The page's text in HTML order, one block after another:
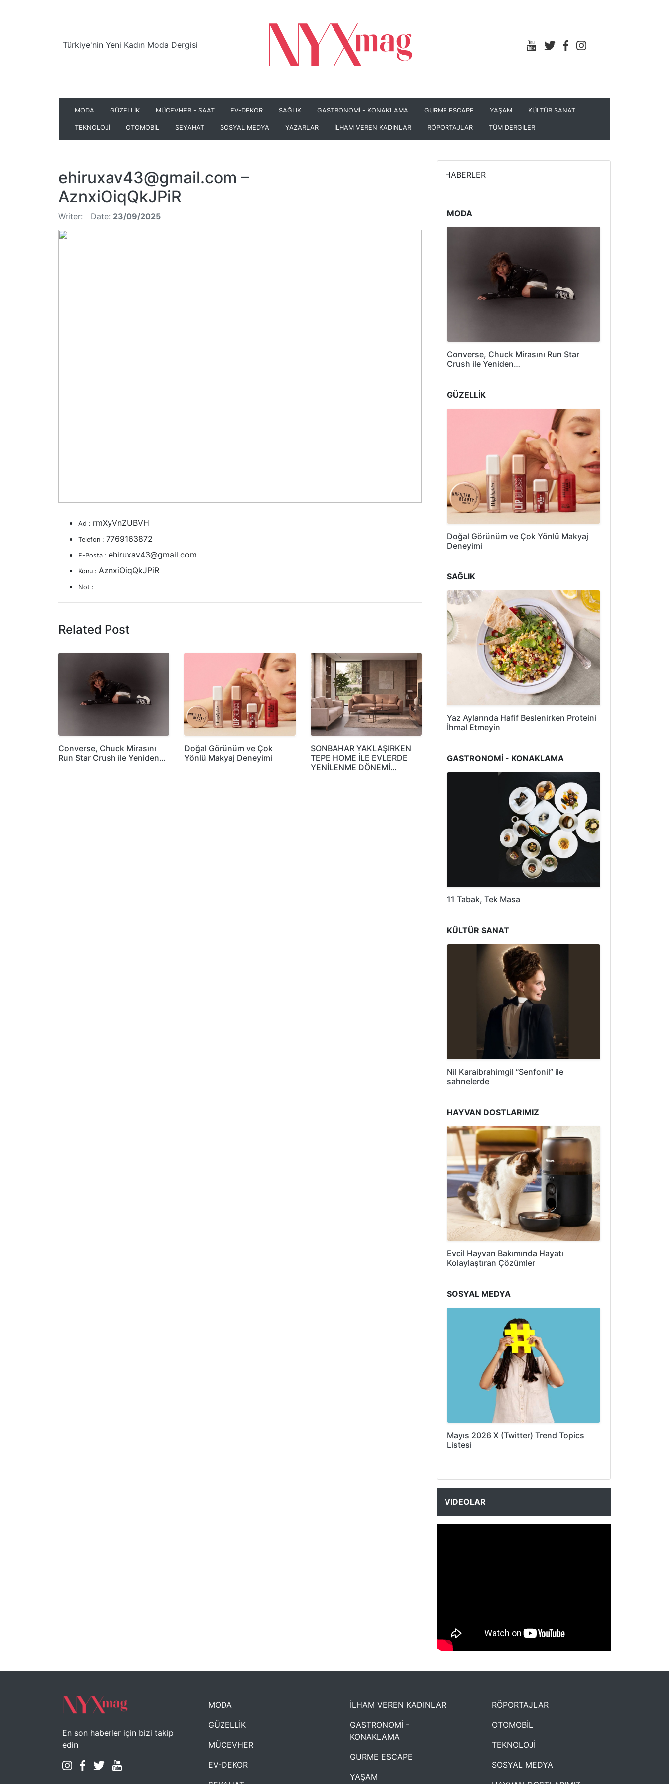
Türkiye'nin Yeni Kadın Moda Dergisi
MODA GÜZELLİK MÜCEVHER - SAAT EV-DEKOR SAĞLIK GASTRONOMİ - KONAKLAMA GURME ESCAPE YAŞAM KÜLTÜR SANAT
TEKNOLOJİ OTOMOBİL SEYAHAT SOSYAL MEDYA YAZARLAR İLHAM VEREN KADINLAR RÖPORTAJLAR TÜM DERGİLER
ehiruxav43@gmail.com –
AznxiOiqQkJPiR
Writer: Date: 23/09/2025
Ad : rmXyVnZUBVH
Telefon : 7769163872
E-Posta : ehiruxav43@gmail.com
Konu : AznxiOiqQkJPiR
Not :
Related Post
Converse, Chuck Mirasını
Run Star Crush ile Yeniden…
Doğal Görünüm ve Çok
Yönlü Makyaj Deneyimi
SONBAHAR YAKLAŞIRKEN
TEPE HOME İLE EVLERDE
YENİLENME DÖNEMİ…
HABERLER
MODA
Converse, Chuck Mirasını Run Star
Crush ile Yeniden…
GÜZELLİK
Doğal Görünüm ve Çok Yönlü Makyaj
Deneyimi
SAĞLIK
Yaz Aylarında Hafif Beslenirken Proteini
İhmal Etmeyin
GASTRONOMİ - KONAKLAMA
11 Tabak, Tek Masa
KÜLTÜR SANAT
Nil Karaibrahimgil “Senfonil” ile
sahnelerde
HAYVAN DOSTLARIMIZ
Evcil Hayvan Bakımında Hayatı
Kolaylaştıran Çözümler
SOSYAL MEDYA
Mayıs 2026 X (Twitter) Trend Topics
Listesi
VIDEOLAR
NYXmag 2. Yaş Kutlama Etkinliği
En son haberler için bizi takip
edin
MODA
GÜZELLİK
MÜCEVHER
EV-DEKOR
İLHAM VEREN KADINLAR
GASTRONOMİ -
KONAKLAMA
GURME ESCAPE
YAŞAM
RÖPORTAJLAR
OTOMOBİL
TEKNOLOJİ
SOSYAL MEDYA